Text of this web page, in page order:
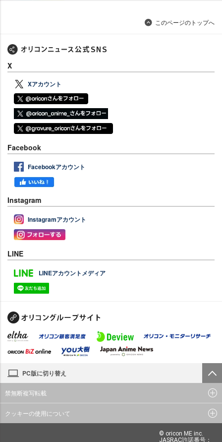
このページのトップへ
X
Xアカウント
Facebook
Facebookアカウント
Instagram
Instagramアカウント
LINE
LINEアカウントメディア
PC版に切り替え
禁無断複写転載
クッキーの使用について
© oricon ME inc.
JASRAC許諾番号：